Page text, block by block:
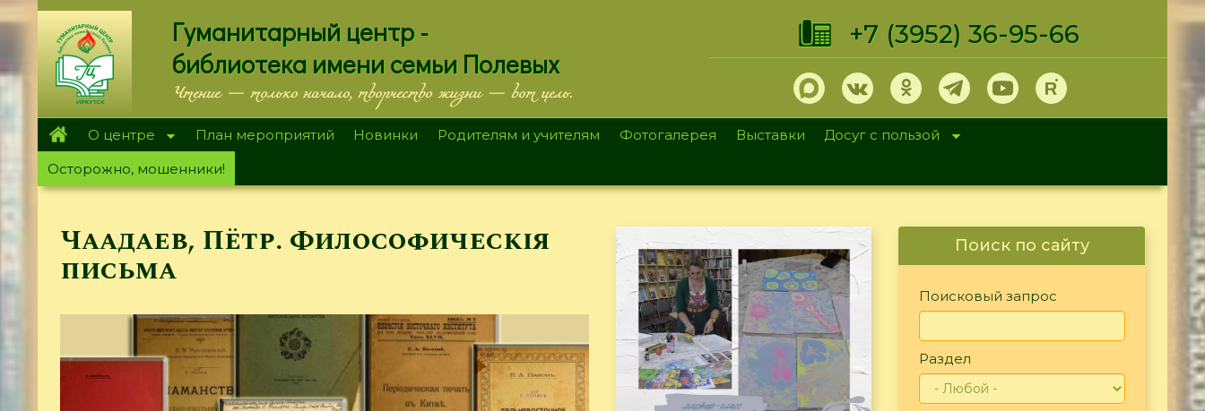
Перейти
к
основному
содержанию
Гуманитарный центр -
библиотека имени семьи Полевых
Чтение — только начало, творчество жизни — вот цель.
+7 (3952) 36-95-66
О центре План мероприятий Новинки Родителям и учителям Фотогалерея Выставки
Досуг с пользой
Осторожно, мошенники!
Чаадаев, Пётр. Философическiя
письма
Поиск по сайту
Поисковый запрос
Раздел